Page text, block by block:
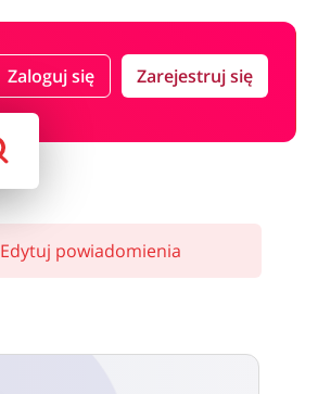
Zaloguj się Zarejestruj się
Edytuj powiadomienia